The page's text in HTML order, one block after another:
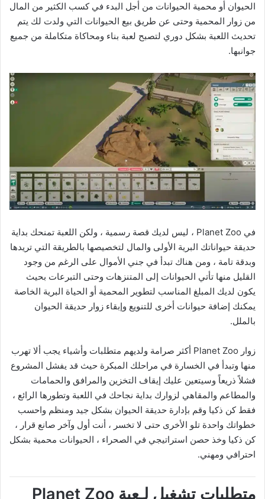
الحيوان أو محمية الحيوانات من أجل البدء في كسب الكثير من المال
من زوار المحمية وحتى عن طريق بيع الحيوانات التي ولدت لك يتم
تحديث اللعبة بشكل دوري لتصبح لعبة بناء ومحاكاة متكاملة من جميع
جوانبها.
في Planet Zoo ، ليس لديك قصة رسمية ، ولكن اللعبة تمنحك بداية
حديقة حيواناتك البرية الأولى والمال لتخصيصها بالطريقة التي تريدها
وبدقة تامة ، ومن هناك تبدأ في جني الأموال على الرغم من وجود
القليل منها تأتي الحيوانات إلى المتنزهات وحتى التبرعات بحيث
يكون لديك المبلغ المناسب لتطوير المحمية أو الحياة البرية الخاصة
يمكنك إضافة حيوانات أخرى للتنويع وإبقاء زوار حديقة الحيوان
بالملل.
زوار Planet Zoo أكثر صرامة ولديهم متطلبات وأشياء يجب ألا تهرب
منها وتبدأ في الخسارة في مراحلك المبكرة حيث قد يفشل المشروع
فشلاً ذريعاً وسيتعين عليك إيقاف التخزين والمرافق والحمامات
والمطاعم والمقاهي لزوارك بداية نجاحك في اللعبة وتطورها الرائع ،
فقط كن ذكيا وقم بإدارة حديقة الحيوان بشكل جيد ومنظم واحسب
خطواتك واحدة تلو الأخرى حتى لا تخسر ، أنت أول وآخر صانع قرار ،
كن ذكيا وخذ حصن استراتيجي في الصحراء ، الحيوانات محمية بشكل
احترافي ومهني.
متطلبات تشغيل لـعبة Planet Zoo